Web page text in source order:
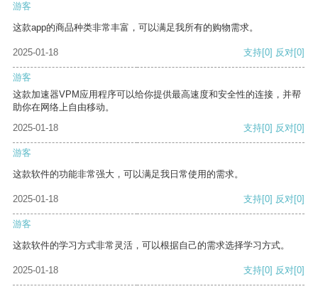
游客
这款app的商品种类非常丰富，可以满足我所有的购物需求。
2025-01-18 支持[0] 反对[0]
游客
这款加速器VPM应用程序可以给你提供最高速度和安全性的连接，并帮
助你在网络上自由移动。
2025-01-18
支持[0] 反对[0]
游客
这款软件的功能非常强大，可以满足我日常使用的需求。
2025-01-18 支持[0] 反对[0]
游客
这款软件的学习方式非常灵活，可以根据自己的需求选择学习方式。
2025-01-18 支持[0] 反对[0]